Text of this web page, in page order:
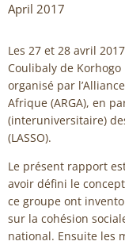
April 2017
Les 27 et 28 avril
Coulibaly de
organisé par
Afrique (ARGA), en
(interuniversitaire)
(LASSO).
Le présent rapport
avoir défini le
ce groupe ont
sur la cohésion
national. Ensuite les